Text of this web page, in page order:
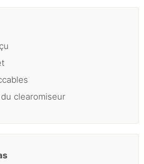
clearomiseur